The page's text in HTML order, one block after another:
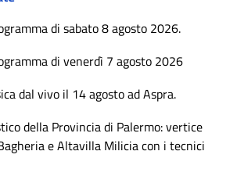
di sabato 8 agosto 2026.
di venerdì 7 agosto 2026
dal vivo il 14 agosto ad Aspra.
della Provincia di Palermo: vertice
e Altavilla Milicia con i tecnici